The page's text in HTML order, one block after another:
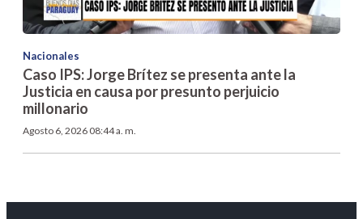
Nacionales
Caso IPS: Jorge Brítez se presenta ante la
Justicia en causa por presunto perjuicio
millonario
Agosto 6, 2026 08:44 a. m.